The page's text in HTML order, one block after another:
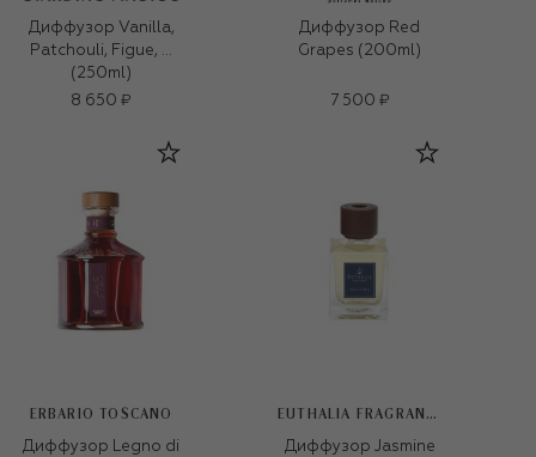
Диффузор Vanilla,
Patchouli, Figue, …
(250ml)
8 650 ₽
Диффузор Red
Grapes (200ml)
7 500 ₽
ERBARIO TOSCANO
Диффузор Legno di
EUTHALIA FRAGRANCES
Диффузор Jasmine